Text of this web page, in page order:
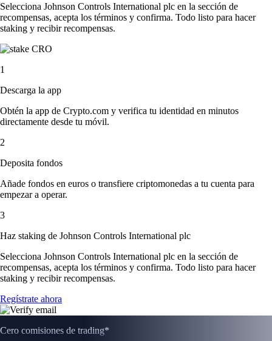
Selecciona Johnson Controls International plc en la sección de
recompensas, acepta los términos y confirma. Todo listo para hacer
staking y recibir recompensas.
1
Descarga la app
Obtén la app de Crypto.com y verifica tu identidad en minutos
directamente desde tu móvil.
2
Deposita fondos
Añade fondos en euros o transfiere criptomonedas a tu cuenta para
empezar a operar.
3
Haz staking de Johnson Controls International plc
Selecciona Johnson Controls International plc en la sección de
recompensas, acepta los términos y confirma. Todo listo para hacer
staking y recibir recompensas.
Regístrate ahora
Cero comisiones de trading*